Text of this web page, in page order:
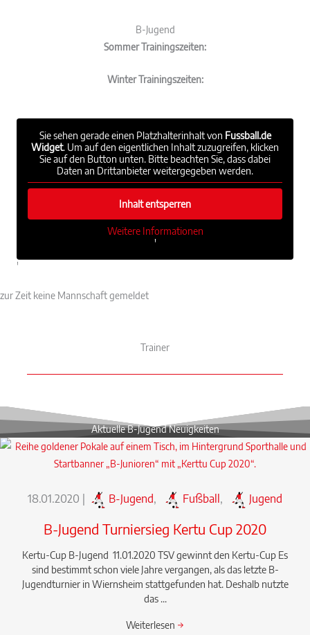
B-Jugend
Sommer Trainingszeiten:
Winter Trainingszeiten:
Sie sehen gerade einen Platzhalterinhalt von Fussball.de
Widget. Um auf den eigentlichen Inhalt zuzugreifen, klicken
Sie auf den Button unten. Bitte beachten Sie, dass dabei
Daten an Drittanbieter weitergegeben werden.
Inhalt entsperren
Weitere Informationen
'
'
zur Zeit keine Mannschaft gemeldet
Trainer
Aktuelle B-Jugend Neuigkeiten
18.01.2020 | B-Jugend, Fußball, Jugend
B-Jugend Turniersieg Kertu Cup 2020
Kertu-Cup B-Jugend 11.01.2020 TSV gewinnt den Kertu-Cup Es
sind bestimmt schon viele Jahre vergangen, als das letzte B-
Jugendturnier in Wiernsheim stattgefunden hat. Deshalb nutzte
das ...
Weiterlesen →